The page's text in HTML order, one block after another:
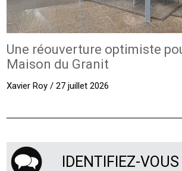
Une réouverture optimiste
Maison du Granit
Xavier Roy / 27 juillet 2026
IDENTIFIEZ-